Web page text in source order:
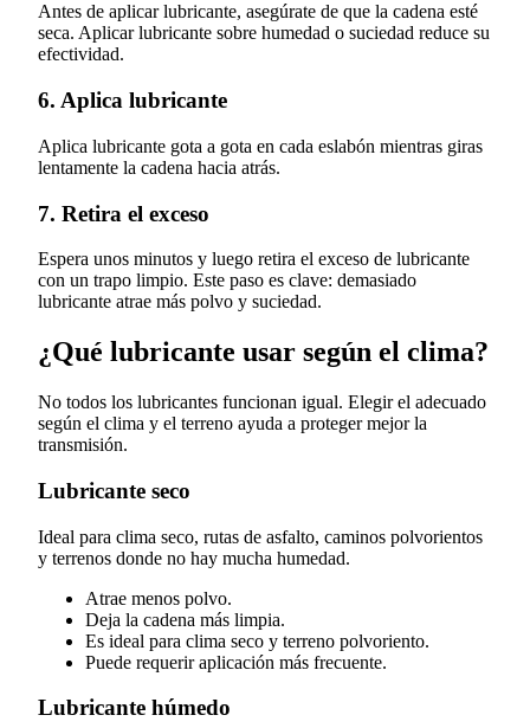
Antes de aplicar lubricante, asegúrate de que la cadena esté
seca. Aplicar lubricante sobre humedad o suciedad reduce su
efectividad.
6. Aplica lubricante
Aplica lubricante gota a gota en cada eslabón mientras giras
lentamente la cadena hacia atrás.
7. Retira el exceso
Espera unos minutos y luego retira el exceso de lubricante
con un trapo limpio. Este paso es clave: demasiado
lubricante atrae más polvo y suciedad.
¿Qué lubricante usar según el clima?
No todos los lubricantes funcionan igual. Elegir el adecuado
según el clima y el terreno ayuda a proteger mejor la
transmisión.
Lubricante seco
Ideal para clima seco, rutas de asfalto, caminos polvorientos
y terrenos donde no hay mucha humedad.
Atrae menos polvo.
Deja la cadena más limpia.
Es ideal para clima seco y terreno polvoriento.
Puede requerir aplicación más frecuente.
Lubricante húmedo